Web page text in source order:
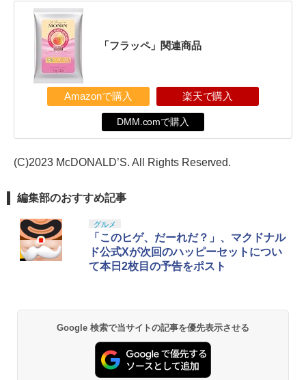
「フラッペ」関連商品
Amazonで購入 楽天で購入
DMM.comで購入
(C)2023 McDONALD’S. All Rights Reserved.
編集部のおすすめ記事
グルメ
「このヒゲ、だーれだ？」、マクドナル
ド公式Xが次回のハッピーセットについ
て本日2枚目の予告をポスト
Google 検索で当サイトの記事を優先表示させる